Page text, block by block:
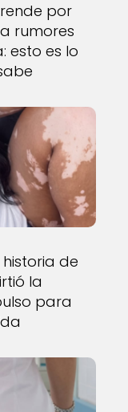
por
rumores
esto es lo
historia de
la
para